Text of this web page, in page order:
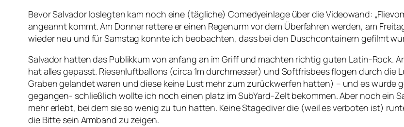
Bevor Salvador loslegten kam noch eine (tägliche) Comedyeinlage über die Videowand:
angeannt kommt. Am Donner rettere er einen Regenurm vor dem Überfahren werden, am
wieder neu und für Samstag konnte ich beobachten, dass bei den Duschcontainern gefilmt
Salvador hatten das Publikkum von anfang an im Griff und machten richtig guten Latin-Rock.
hat alles gepasst. Riesenluftballons (circa 1m durchmesser) und Softfrisbees flogen durch die
Graben gelandet waren und diese keine Lust mehr zum zurückwerfen hatten) – und es
gegangen- schließlich wollte ich noch einen platz im SubYard-Zelt bekommen. Aber noch ein
mehr erlebt, bei dem sie so wenig zu tun hatten. Keine Stagediver die (weil es verboten ist)
die Bitte sein Armband zu zeigen.